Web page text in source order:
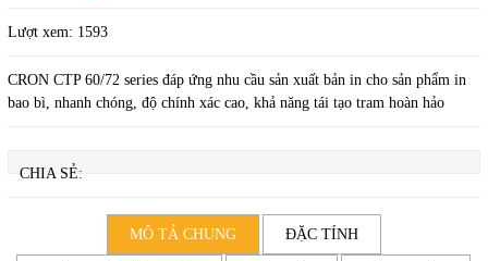
Lượt xem: 1593
CRON CTP 60/72 series đáp ứng nhu cầu sản xuất bản in cho sản phẩm in
bao bì, nhanh chóng, độ chính xác cao, khả năng tái tạo tram hoàn hảo
CHIA SẺ:
MÔ TẢ CHUNG ĐẶC TÍNH